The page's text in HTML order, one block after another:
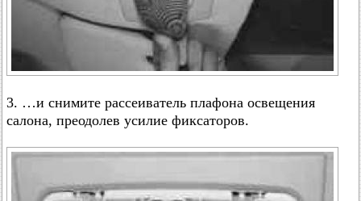
3. …и снимите рассеиватель плафона освещения
салона, преодолев усилие фиксаторов.